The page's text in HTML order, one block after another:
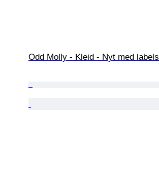
Odd Molly - Kleid - Nyt med labels